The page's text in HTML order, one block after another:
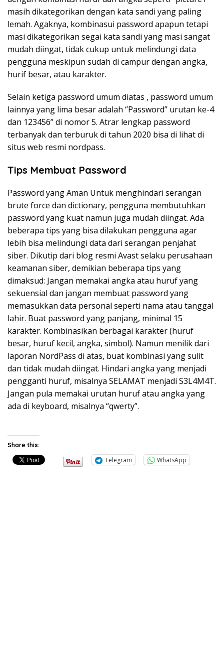
masih dikategorikan dengan kata sandi yang paling
lemah. Agaknya, kombinasui password apapun tetapi
masi dikategorikan segai kata sandi yang masi sangat
mudah diingat, tidak cukup untuk melindungi data
pengguna meskipun sudah di campur dengan angka,
hurif besar, atau karakter.
Selain ketiga password umum diatas , password umum
lainnya yang lima besar adalah ‘’Password” urutan ke-4
dan 123456” di nomor 5. Atrar lengkap password
terbanyak dan terburuk di tahun 2020 bisa di lihat di
situs web resmi nordpass.
Tips Membuat Password
Password yang Aman Untuk menghindari serangan
brute force dan dictionary, pengguna membutuhkan
password yang kuat namun juga mudah diingat. Ada
beberapa tips yang bisa dilakukan pengguna agar
lebih bisa melindungi data dari serangan penjahat
siber. Dikutip dari blog resmi Avast selaku perusahaan
keamanan siber, demikian beberapa tips yang
dimaksud: Jangan memakai angka atau huruf yang
sekuensial dan jangan membuat password yang
memasukkan data personal seperti nama atau tanggal
lahir. Buat password yang panjang, minimal 15
karakter. Kombinasikan berbagai karakter (huruf
besar, huruf kecil, angka, simbol). Namun menilik dari
laporan NordPass di atas, buat kombinasi yang sulit
dan tidak mudah diingat. Hindari angka yang menjadi
pengganti huruf, misalnya SELAMAT menjadi S3L4M4T.
Jangan pula memakai urutan huruf atau angka yang
ada di keyboard, misalnya “qwerty”.
Share this:
Telegram WhatsApp